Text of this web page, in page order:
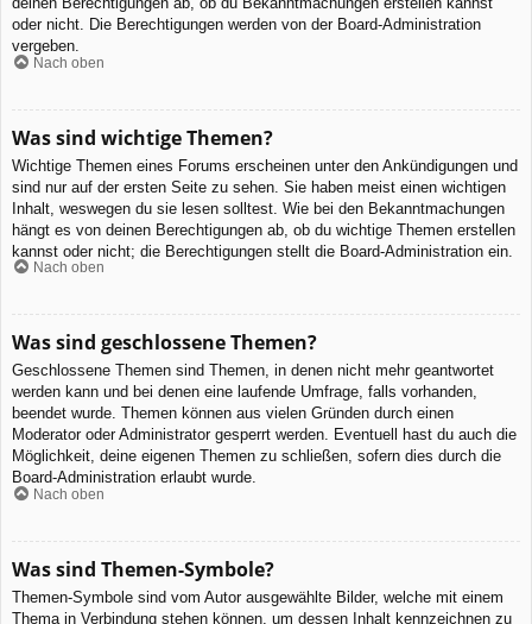
oder nicht. Die Berechtigungen werden von der Board-Administration
vergeben.
Nach oben
Was sind wichtige Themen?
Wichtige Themen eines Forums erscheinen unter den Ankündigungen und
sind nur auf der ersten Seite zu sehen. Sie haben meist einen wichtigen
Inhalt, weswegen du sie lesen solltest. Wie bei den Bekanntmachungen
hängt es von deinen Berechtigungen ab, ob du wichtige Themen erstellen
kannst oder nicht; die Berechtigungen stellt die Board-Administration ein.
Nach oben
Was sind geschlossene Themen?
Geschlossene Themen sind Themen, in denen nicht mehr geantwortet
werden kann und bei denen eine laufende Umfrage, falls vorhanden,
beendet wurde. Themen können aus vielen Gründen durch einen
Moderator oder Administrator gesperrt werden. Eventuell hast du auch die
Möglichkeit, deine eigenen Themen zu schließen, sofern dies durch die
Board-Administration erlaubt wurde.
Nach oben
Was sind Themen-Symbole?
Themen-Symbole sind vom Autor ausgewählte Bilder, welche mit einem
Thema in Verbindung stehen können, um dessen Inhalt kennzeichnen zu